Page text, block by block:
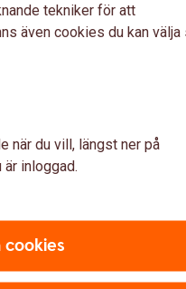
returneras
lån betalas ut
tekniker för att
även cookies du kan välja
när du vill, längst ner på
inloggad.
cookies